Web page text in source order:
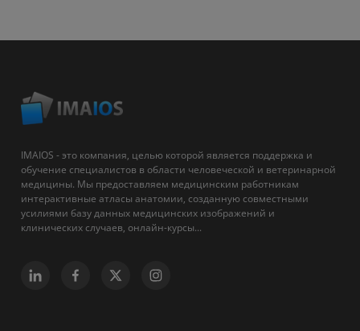
IMAIOS - это компания, целью которой является поддержка и
обучение специалистов в области человеческой и ветеринарной
медицины. Мы предоставляем медицинским работникам
интерактивные атласы анатомии, созданную совместными
усилиями базу данных медицинских изображений и
клинических случаев, онлайн-курсы...